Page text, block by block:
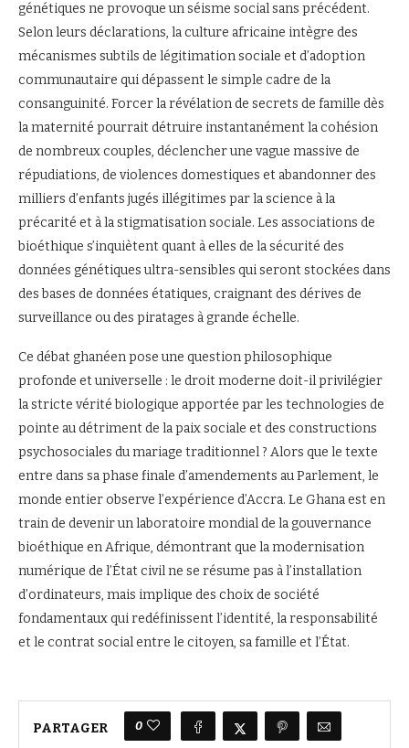
génétiques ne provoque un séisme social sans précédent.
Selon leurs déclarations, la culture africaine intègre des
mécanismes subtils de légitimation sociale et d’adoption
communautaire qui dépassent le simple cadre de la
consanguinité. Forcer la révélation de secrets de famille dès
la maternité pourrait détruire instantanément la cohésion
de nombreux couples, déclencher une vague massive de
répudiations, de violences domestiques et abandonner des
milliers d’enfants jugés illégitimes par la science à la
précarité et à la stigmatisation sociale. Les associations de
bioéthique s’inquiètent quant à elles de la sécurité des
données génétiques ultra-sensibles qui seront stockées dans
des bases de données étatiques, craignant des dérives de
surveillance ou des piratages à grande échelle.
Ce débat ghanéen pose une question philosophique
profonde et universelle : le droit moderne doit-il privilégier
la stricte vérité biologique apportée par les technologies de
pointe au détriment de la paix sociale et des constructions
psychosociales du mariage traditionnel ? Alors que le texte
entre dans sa phase finale d’amendements au Parlement, le
monde entier observe l’expérience d’Accra. Le Ghana est en
train de devenir un laboratoire mondial de la gouvernance
bioéthique en Afrique, démontrant que la modernisation
numérique de l’État civil ne se résume pas à l’installation
d’ordinateurs, mais implique des choix de société
fondamentaux qui redéfinissent l’identité, la responsabilité
et le contrat social entre le citoyen, sa famille et l’État.
PARTAGER 0